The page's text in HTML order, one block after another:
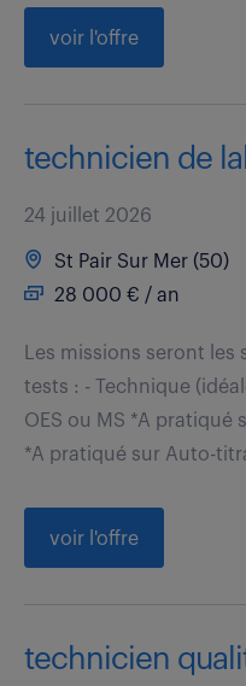
voir l'offre
technicien de
24 juillet 2026
St Pair Sur Mer (50)
28 000 € / an
Les missions seront
tests : - Technique
OES ou MS *A
*A pratiqué sur Auto-
voir l'offre
technicien